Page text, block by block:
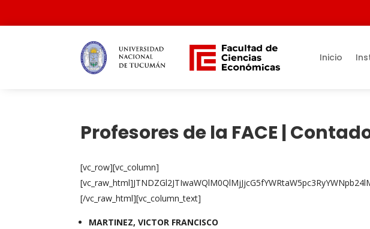
Inicio
Profesores de la FACE |
[vc_row][vc_column]
[/vc_raw_html][vc_column_text]
MARTINEZ, VICTOR FRANCISCO